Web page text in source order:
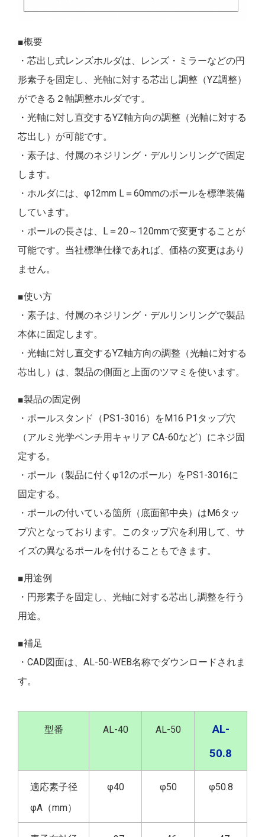
■概要
・芯出し式レンズホルダは、レンズ・ミラーなどの円
形素子を固定し、光軸に対する芯出し調整（YZ調整）
ができる２軸調整ホルダです。
・光軸に対し直交するYZ軸方向の調整（光軸に対する
芯出し）が可能です。
・素子は、付属のネジリング・デルリンリングで固定
します。
・ホルダには、φ12mm L＝60mmのポールを標準装備
しています。
・ポールの長さは、L＝20～120mmで変更することが
可能です。当社標準仕様であれば、価格の変更はあり
ません。
■使い方
・素子は、付属のネジリング・デルリンリングで製品
本体に固定します。
・光軸に対し直交するYZ軸方向の調整（光軸に対する
芯出し）は、製品の側面と上面のツマミを使います。
■製品の固定例
・ポールスタンド（PS1-3016）をM16 P1タップ穴
（アルミ光学ベンチ用キャリア CA-60など）にネジ固
定する。
・ポール（製品に付くφ12のポール）をPS1-3016に
固定する。
・ポールの付いている箇所（底面部中央）はM6タッ
プ穴となっております。このタップ穴を利用して、サ
イズの異なるポールを付けることもできます。
■用途例
・円形素子を固定し、光軸に対する芯出し調整を行う
用途。
■補足
・CAD図面は、AL-50-WEB名称でダウンロードされま
す。
型番 AL-40 AL-50
AL-
50.8
適応素子径
φA（mm）
φ40 φ50 φ50.8